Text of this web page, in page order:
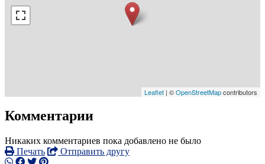
Leaflet | ©OpenStreetMapcontributors
Комментарии
Никаких комментариев пока добавлено не было
Печать
Отправить другу